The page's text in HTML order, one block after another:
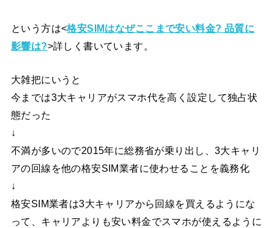
という方は<格安SIMはなぜここまで安い料金? 品質に
影響は?>詳しく書いています。
大雑把にいうと
今までは3大キャリアがスマホ代を高く設定して独占状
態だった
↓
不満が多いので2015年に総務省が乗り出し、3大キャリ
アの回線を他の格安SIM業者に使わせることを義務化
↓
格安SIM業者は3大キャリアから回線を買えるようにな
って、キャリアよりも安い料金でスマホが使えるように